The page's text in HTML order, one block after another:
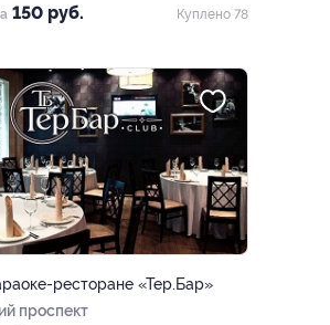
150 руб. Куплено 78
ресторане «Тер.Бар»
проспект